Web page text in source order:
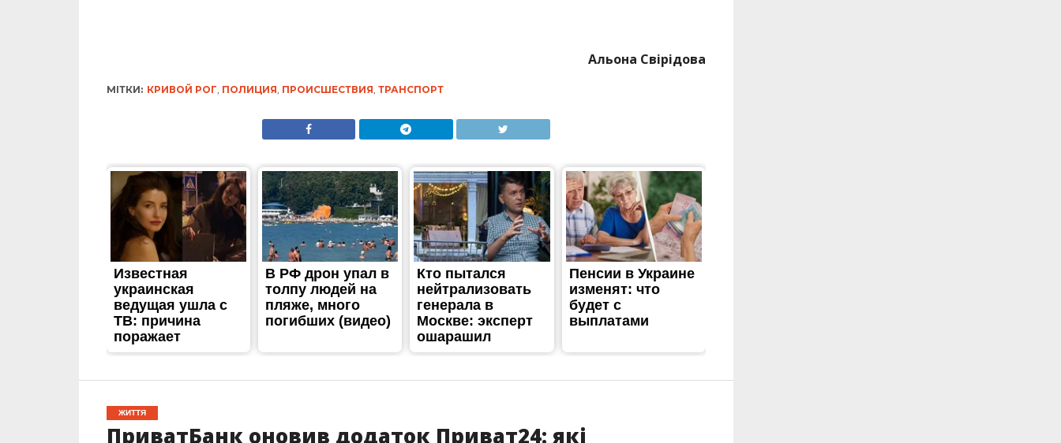
Альона Свірідова
МІТКИ: КРИВОЙ РОГ, ПОЛИЦИЯ, ПРОИСШЕСТВИЯ, ТРАНСПОРТ
ЖИТТЯ
ПриватБанк оновив додаток Приват24: які